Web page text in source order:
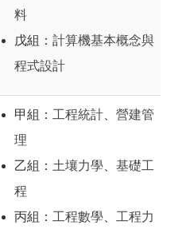
料
戊組： 計算機基本概念與
程式設計
甲組： 工程統計
營建管
理
乙組： 土壤力學
基礎工
程
丙組： 工程數學 工程力